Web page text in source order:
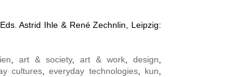
Astrid Ihle & René Zechnlin, Leipzig:
, art & society, art & work, design,
cultures,everyday technologies, kun,